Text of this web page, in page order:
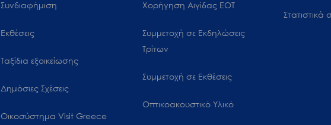
Συνδιαφήμιση
Εκθέσεις
Ταξίδια εξοικείωσης
Δημόσιες Σχέσεις
Oικοσύστημα Visit Greece
Χορήγηση Αιγίδας ΕΟΤ
Συμμετοχή σε Εκδηλώσεις
Τρίτων
Συμμετοχή σε Εκθέσεις
Οπτικοακουστικό Υλικό
Στατιστικά